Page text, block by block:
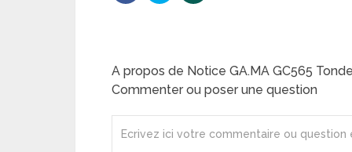
A propos de Notice GA.MA GC565
Commenter ou poser une question